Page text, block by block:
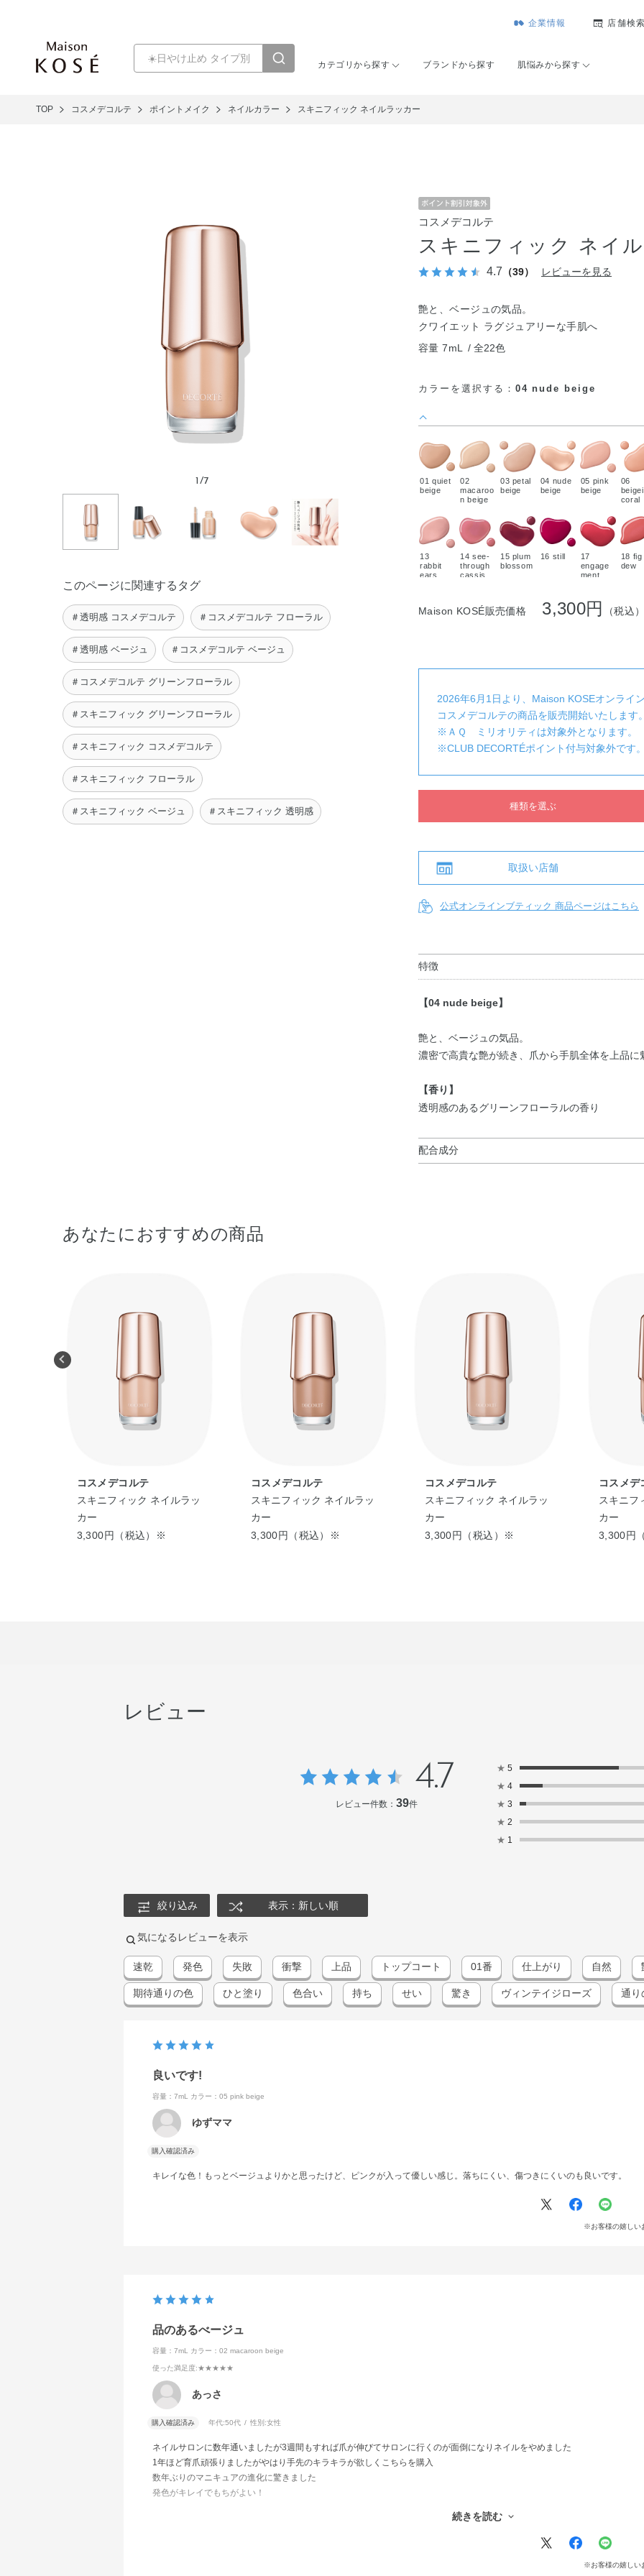
企業情報 店舗検索
カテゴリから探す ブランドから探す 肌悩みから探す
TOP コスメデコルテ ポイントメイク ネイルカラー スキニフィック ネイルラッカー
1 /7
このページに関連するタグ
＃透明感 コスメデコルテ ＃コスメデコルテ フローラル
＃透明感 ベージュ ＃コスメデコルテ ベージュ
＃コスメデコルテ グリーンフローラル
＃スキニフィック グリーンフローラル
＃スキニフィック コスメデコルテ
＃スキニフィック フローラル
＃スキニフィック ベージュ ＃スキニフィック 透明感
コスメデコルテ
スキニフィック ネイ
4.7 （39） レビューを見る
艶と、ベージュの気品。
クワイエット ラグジュアリーな手肌へ
容量 7mL
全22色
カラーを選択する： 04 nude beige
01 quiet
beige
02
macaroo
n beige
03 petal
beige
04 nude
beige
05 pink
beige
06
coral
13
rabbit
ears
14 see-
through
cassis
15 plum
blossom
16 still
17
engage
ment
18 fig
dew
Maison KOSÉ販売価格 3,300円 （税込）
2026年6月1日より、Maison KOSEオンライ
コスメデコルテの商品を販売開始いたします。
※ＡＱ ミリオリティは対象外となります。
※CLUB DECORTÉポイント付与対象外です。
種類を選ぶ
取扱い店舗
公式オンラインブティック 商品ページはこちら
特徴
【04 nude beige】
艶と、ベージュの気品。
濃密で高貴な艶が続き、爪から手肌全体を上品に
【香り】
透明感のあるグリーンフローラルの香り
配合成分
イソドデカン・イソ酪酸酢酸スクロース・エタ
リチル酸エチルヘキシル・シリカ・ジエチルア
ロキシフェニルトリメチコン・ジラウラミドグ
ラルコニウムベントナイト・ダイヤモンド末・
メチルトリメチコン・リンゴ酸・レシチン・塩
黄4・赤226
あなたにおすすめの商品
コスメデコルテ
スキニフィック ネイルラッ
カー
3,300円（税込）※
コスメデコルテ
スキニフィック ネイルラッ
カー
3,300円（税込）※
コスメデコルテ
スキニフィック ネイルラッ
カー
3,300円（税込）※
コスメデ
スキニフ
カー
3,300円
レビュー
4.7
レビュー件数： 39件
★ 5
★ 4
★ 3
★ 2
★ 1
絞り込み 表示：新しい順
気になるレビューを表示
速乾 発色 失敗 衝撃 上品 トップコート 01番 仕上がり 自然
期待通りの色 ひと塗り 色合い 持ち せい 驚き ヴィンテイジローズ 通り
良いです!
容量：7mL カラー：05 pink beige
ゆずママ
購入確認済み
キレイな色！もっとベージュよりかと思ったけど、ピンクが入って優しい感じ。落ちにくい、傷つきにくいのも良いです。
※お客様の嬉しい
品のあるべージュ
容量：7mL カラー：02 macaroon beige
使った満足度:★★★★★
あっさ
購入確認済み 年代:50代 性別:女性
ネイルサロンに数年通いましたが3週間もすれば爪が伸びてサロンに行くのが面倒になりネイルをやめました
1年ほど育爪頑張りましたがやはり手先のキラキラが欲しくこちらを購入
数年ぶりのマニキュアの進化に驚きました
発色がキレイでもちがよい！
続きを読む
※お客様の嬉しい